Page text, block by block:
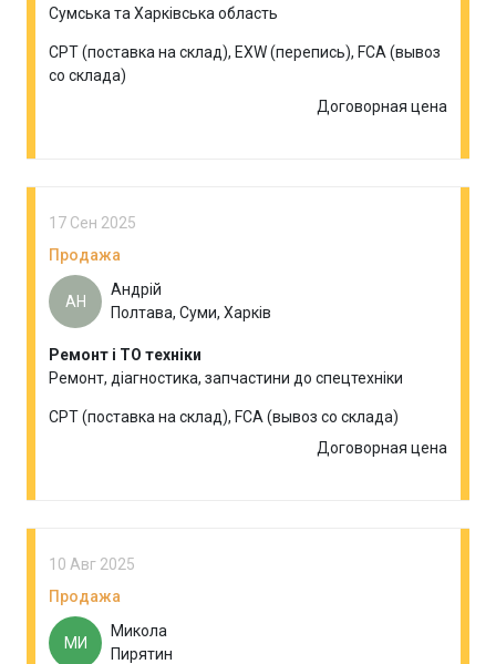
Сумська та Харківська область
CPT (поставка на склад), EXW (перепись), FCA (вывоз
со склада)
Договорная цена
17 Сен 2025
Продажа
АН
Андрій
Полтава, Суми, Харків
Ремонт і ТО техніки
Ремонт, діагностика, запчастини до спецтехніки
CPT (поставка на склад), FCA (вывоз со склада)
Договорная цена
10 Авг 2025
Продажа
МИ
Микола
Пирятин